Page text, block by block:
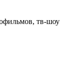
тв-шоу